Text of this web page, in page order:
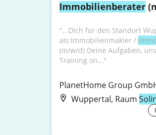
Immobilienberater
"...Dich für den Standort
als:Immobilienmakler /
(m/w/d) Deine Aufgaben,
Training on..."
PlanetHome Group
Wuppertal, Raum